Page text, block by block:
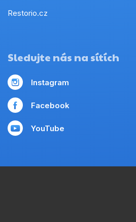
Restorio.cz
Sledujte nás na sítích
Instagram
Facebook
YouTube